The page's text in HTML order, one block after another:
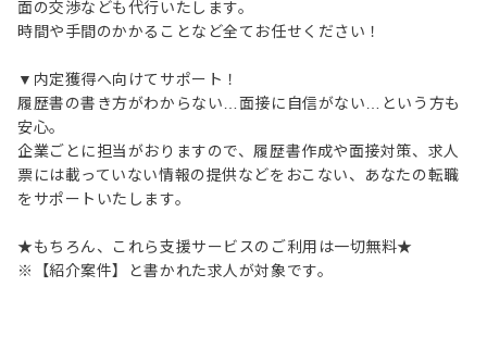
面の交渉なども代行いたします。
時間や手間のかかることなど全てお任せください！
▼内定獲得へ向けてサポート！
履歴書の書き方がわからない…面接に自信がない…という方も
安心。
企業ごとに担当がおりますので、履歴書作成や面接対策、求人
票には載っていない情報の提供などをおこない、あなたの転職
をサポートいたします。
★もちろん、これら支援サービスのご利用は一切無料★
※【紹介案件】と書かれた求人が対象です。